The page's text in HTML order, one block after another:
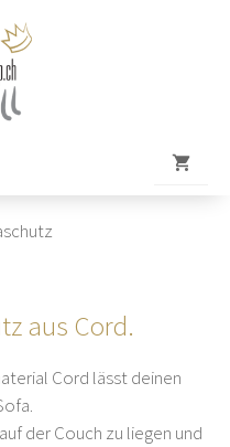
aus Cord.
Cord lässt deinen
der Couch zu liegen und